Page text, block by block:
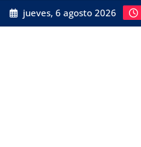
Saltar
al
jueves, 6 agosto 2026